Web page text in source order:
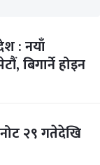
: नयाँ
बिगार्ने होइन
२९ गतेदेखि